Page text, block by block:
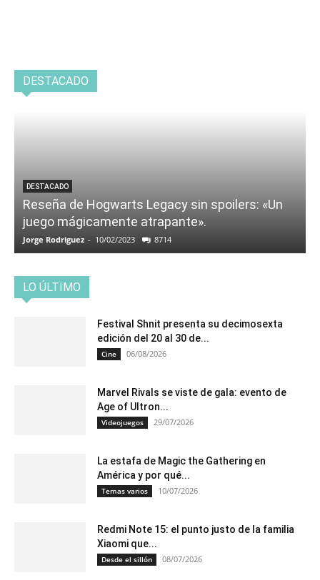
DESTACADO
DESTACADO
Reseña de Hogwarts Legacy sin spoilers: «Un
juego mágicamente atrapante».
Jorge Rodriguez - 10/02/2023 8714
LO ÚLTIMO
Festival Shnit presenta su decimosexta
edición del 20 al 30 de...
Cine 06/08/2026
Marvel Rivals se viste de gala: evento de
Age of Ultron...
Videojuegos 29/07/2026
La estafa de Magic the Gathering en
América y por qué...
Temas varios 10/07/2026
Redmi Note 15: el punto justo de la familia
Xiaomi que...
Desde el sillón 08/07/2026